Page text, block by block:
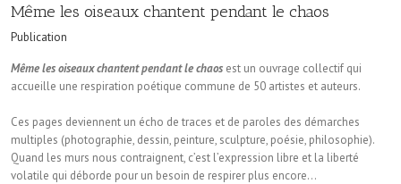
Même les oiseaux chantent pendant le chaos
Publication
Même les oiseaux chantent pendant le chaos est un ouvrage collectif qui
accueille une respiration poétique commune de 50 artistes et auteurs.
Ces pages deviennent un écho de traces et de paroles des démarches
multiples (photographie, dessin, peinture, sculpture, poésie, philosophie).
Quand les murs nous contraignent, c’est l’expression libre et la liberté
volatile qui déborde pour un besoin de respirer plus encore…